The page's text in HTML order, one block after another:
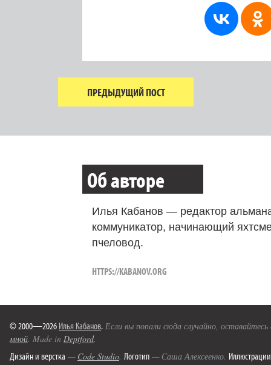
ПРЕДЫДУЩИЙ ПОСТ
Об авторе
Илья Кабанов — редактор
коммуникатор, начинающий
пчеловод.
HTTPS://KABANOV.ORG
© 2000—2026 Илья Кабанов. Если вы попали сюда случайно,
мной. Made in Deptford.
Дизайн и верстка — Code Studio. Логотип — Саша Алексеенко. Иллюстрации